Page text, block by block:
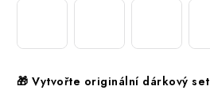
🎁 Vytvořte originální dárkový set